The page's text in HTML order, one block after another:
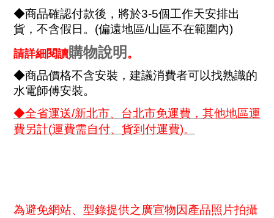
◆商品確認付款後，將於3-5個工作天安排出
貨，不含假日。 (偏遠地區/山區不在範圍內)
請詳細閱讀購物說明。
◆商品價格不含安裝，建議消費者可以找熟識的
水電師傅安裝。
◆全省運送/新北市、台北市免運費，其他地區運
費另計(運費需自付、貨到付運費)。
為避免網站、型錄提供之廣宣物因產品照片拍攝